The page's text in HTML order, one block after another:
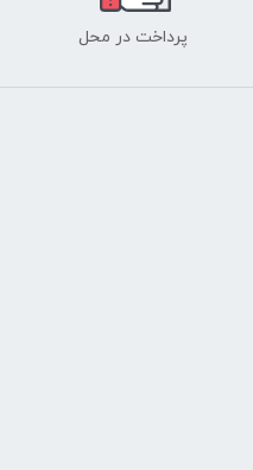
پرداخت در محل